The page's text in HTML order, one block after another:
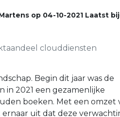
op 04-10-2021 Laatst
clouddiensten
Begin dit jaar was de
in 2021 een gezamenlijke
boeken. Met een omzet
uit dat deze